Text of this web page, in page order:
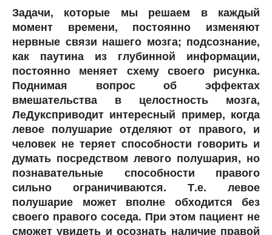
Задачи, которые мы решаем в каждый
момент времени, постоянно изменяют
нервные связи нашего мозга; подсознание,
как паутина из глубинной информации,
постоянно меняет схему своего рисунка.
Поднимая вопрос об эффектах
вмешательства в целостность мозга,
ЛеДуксприводит интересный пример, когда
левое полушарие отделяют от правого, и
человек не теряет способности говорить и
думать посредством левого полушария, но
познавательные способности правого
сильно ограничиваются. Т.е. левое
полушарие может вполне обходится без
своего правого соседа. При этом пациент не
сможет увидеть и осознать наличие правой